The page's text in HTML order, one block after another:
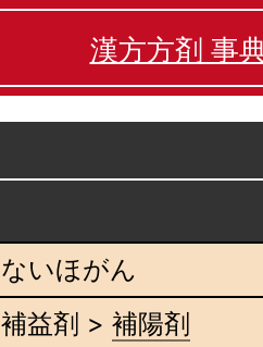
漢方方剤 事
ないほがん
補益剤 > 補陽剤